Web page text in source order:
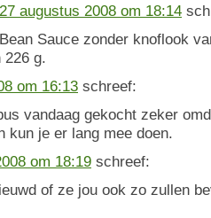
27 augustus 2008 om 18:14
Sauce zonder knoflook
226 g.
om 16:13 schreef:
vandaag gekocht zeker
kun je er lang mee doen.
om 18:19 schreef:
of ze jou ook zo zullen